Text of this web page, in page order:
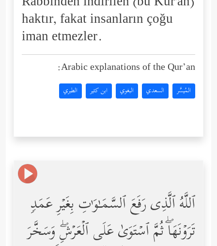
haktır, fakat insanların çoğu
iman etmezler.
Arabic explanations of the Qur’an:
المُيسَّر السعدي البغوي ابن كثير الطبري
ٱللَّهُ ٱلَّذِی رَفَعَ ٱلسَّمَـٰوَ ٰ⁠تِ بِغَیۡرِ عَمَدࣲ
تَرَوۡنَهَاۖ ثُمَّ ٱسۡتَوَىٰ عَلَى ٱلۡعَرۡشِۖ وَسَخَّرَ